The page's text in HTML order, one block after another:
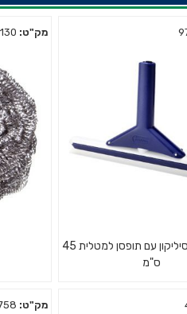
מגב אייפל מסיליקון עם תופסן למטלית 45
ס"מ
מק"ט:
מק"ט: